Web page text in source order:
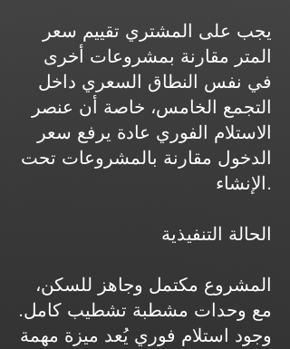
يجب على المشتري تقييم سعر
المتر مقارنة بمشروعات أخرى
في نفس النطاق السعري داخل
التجمع الخامس، خاصة أن عنصر
الاستلام الفوري عادة يرفع سعر
الدخول مقارنة بالمشروعات تحت
الإنشاء.
الحالة التنفيذية
المشروع مكتمل وجاهز للسكن،
مع وحدات مشطبة تشطيب كامل.
وجود استلام فوري يُعد ميزة مهمة